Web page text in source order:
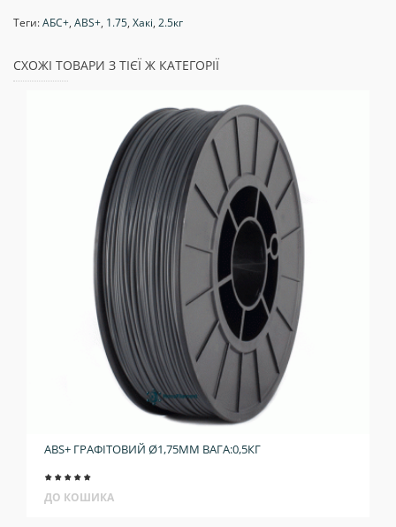
Теги:АБС+, ABS+, 1.75, Хакі, 2.5кг
СХОЖІ ТОВАРИ З ТІЄЇ Ж КАТЕГОРІЇ
ABS+ ГРАФІТОВИЙ Ø1,75ММ ВАГА:0,5КГ
ДО КОШИКА